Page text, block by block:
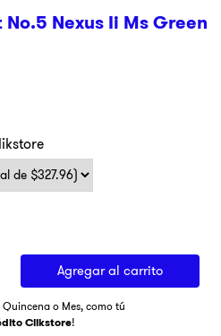
Nexus Ii Ms Green
Agregar al carrito
Quincena o Mes, como tú
Clikstore!